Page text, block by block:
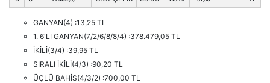
GANYAN(4) :13,25 TL
1. 6'LI GANYAN(7/2/6/8/8/4) :378.479,05 TL
İKİLİ(3/4) :39,95 TL
SIRALI İKİLİ(4/3) :90,20 TL
ÜÇLÜ BAHİS(4/3/2) :700,00 TL